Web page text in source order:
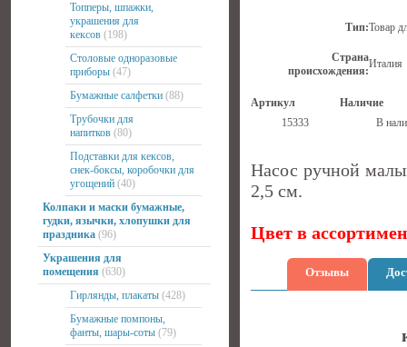
Топперы, шпажки,
украшения для
кексов (198)
Столовые одноразовые
приборы (47)
Бумажные салфетки (88)
Трубочки для
напитков (80)
Подставки для кексов,
снек-боксы, коробочки для
угощений (40)
Колпаки и маски бумажные,
гудки, язычки, хлопушки для
праздника (96)
Украшения для
помещения (630)
Гирлянды, плакаты (428)
Бумажные помпоны,
фанты, шары-соты (79)
Тип:Товар
Страна
происхождения:
Италия
Артикул
Наличие
15333
В
Насос ручной
2,5 см.
Цвет в
Отзывы